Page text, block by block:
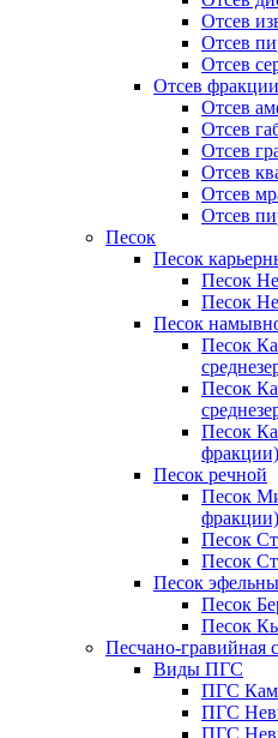
Отсев
Отсев
Отсев
Отсев
Отсев
Отсев
Отсев
Отсев
Отсев
Отсев
Песок
Песок
Песок
Песок
Песок
Песок
Песок
Песок
фракции)
Песок речной
Песок
фракции)
Песок
Песок
Песок
Песок
Песок
Песчано-гравийная
Виды ПГС
ПГС
ПГС
ПГС